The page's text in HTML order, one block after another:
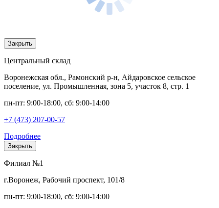
Закрыть
Центральный склад
Воронежская обл., Рамонский р-н, Айдаровское сельское
поселение, ул. Промышленная, зона 5, участок 8, стр. 1
пн-пт: 9:00-18:00, сб: 9:00-14:00
+7 (473) 207-00-57
Подробнее
Закрыть
Филиал №1
г.Воронеж, Рабочий проспект, 101/8
пн-пт: 9:00-18:00, сб: 9:00-14:00